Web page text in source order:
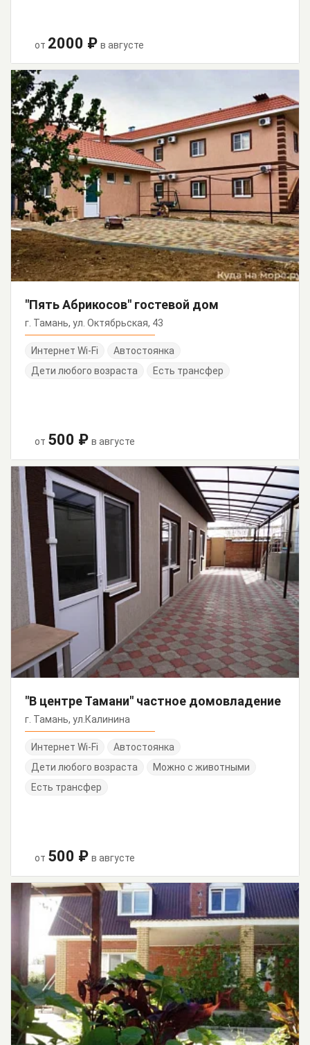
от 2000 ₽ в августе
"Пять Абрикосов" гостевой дом
г. Тамань, ул. Октябрьская, 43
Интернет Wi-Fi
Автостоянка
Дети любого возраста
Есть трансфер
от 500 ₽ в августе
"В центре Тамани" частное домовладение
г. Тамань, ул.Калинина
Интернет Wi-Fi
Автостоянка
Дети любого возраста
Можно с животными
Есть трансфер
от 500 ₽ в августе